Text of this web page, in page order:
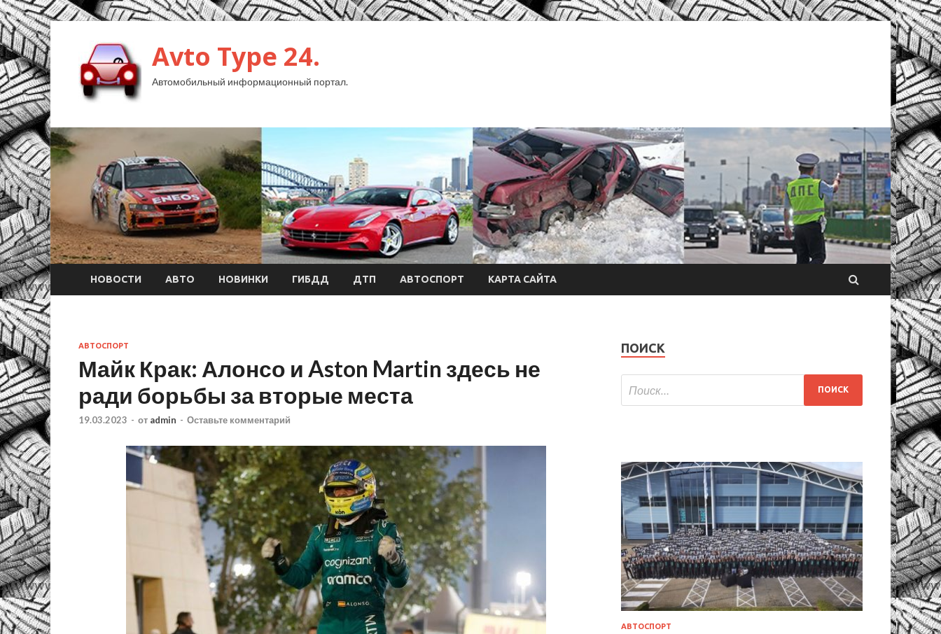
Avto Type 24.
Автомобильный информационный портал.
НОВОСТИ АВТО НОВИНКИ ГИБДД ДТП АВТОСПОРТ КАРТА САЙТА
АВТОСПОРТ
Майк Крак: Алонсо и Aston Martin здесь не
ради борьбы за вторые места
19.03.2023 - от admin - Оставьте комментарий
ПОИСК
АВТОСПОРТ